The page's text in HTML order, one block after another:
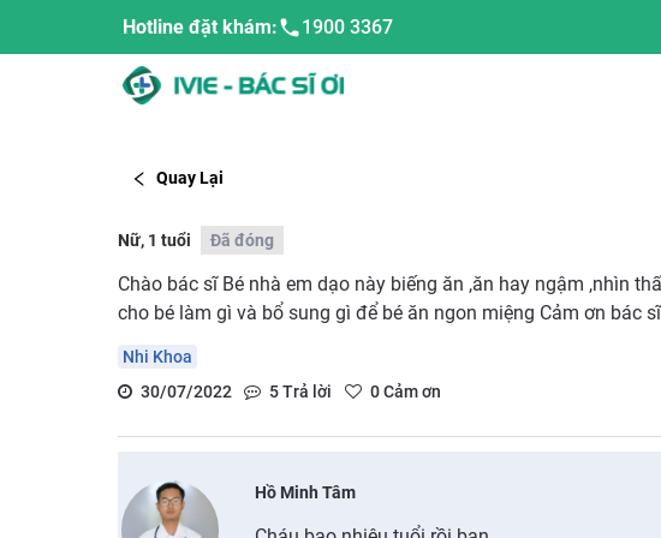
Hotline đặt khám: 1900 3367
Quay Lại
Nữ, 1 tuổi Đã đóng
Chào bác sĩ Bé nhà em dạo này biếng ăn ,ăn hay ngậm ,nhìn
cho bé làm gì và bổ sung gì để bé ăn ngon miệng Cảm ơn bác sĩ
Nhi Khoa
30/07/2022
5Trả lời 0Cảm ơn
Hồ Minh Tâm